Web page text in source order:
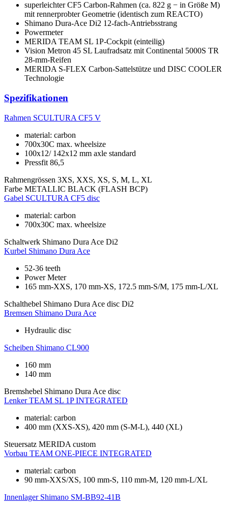
superleichter CF5 Carbon-Rahmen (ca. 822 g − in Größe M)
mit rennerprobter Geometrie (identisch zum REACTO)
Shimano Dura-Ace Di2 12-fach-Antriebsstrang
Powermeter
MERIDA TEAM SL 1P-Cockpit (einteilig)
Vision Metron 45 SL Laufradsatz mit Continental 5000S TR
28-mm-Reifen
MERIDA S-FLEX Carbon-Sattelstütze und DISC COOLER
Technologie
Spezifikationen
Rahmen SCULTURA CF5 V
material: carbon
700x30C max. wheelsize
100x12/ 142x12 mm axle standard
Pressfit 86,5
Rahmengrössen 3XS, XXS, XS, S, M, L, XL
Farbe METALLIC BLACK (FLASH BCP)
Gabel SCULTURA CF5 disc
material: carbon
700x30C max. wheelsize
Schaltwerk Shimano Dura Ace Di2
Kurbel Shimano Dura Ace
52-36 teeth
Power Meter
165 mm-XXS, 170 mm-XS, 172.5 mm-S/M, 175 mm-L/XL
Schalthebel Shimano Dura Ace disc Di2
Bremsen Shimano Dura Ace
Hydraulic disc
Scheiben Shimano CL900
160 mm
140 mm
Bremshebel Shimano Dura Ace disc
Lenker TEAM SL 1P INTEGRATED
material: carbon
400 mm (XXS-XS), 420 mm (S-M-L), 440 (XL)
Steuersatz MERIDA custom
Vorbau TEAM ONE-PIECE INTEGRATED
material: carbon
90 mm-XXS/XS, 100 mm-S, 110 mm-M, 120 mm-L/XL
Innenlager Shimano SM-BB92-41B